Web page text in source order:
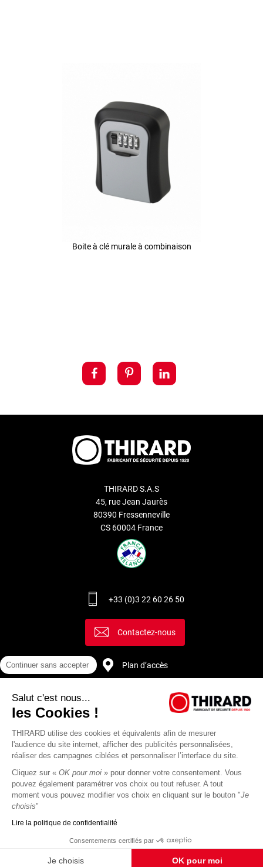
Boite à clé murale à combinaison
THIRARD S.A.S
45, rue Jean Jaurès
80390 Fressenneville
CS 60004 France
+33 (0)3 22 60 26 50
Contactez-nous
Plan d’accès
protection des
Thirard
de
Continuer sans accepter
Salut c'est nous...
les Cookies !
THIRARD utilise des cookies et équivalents afin de mesurer
l'audience du site internet, afficher des publicités personnalisées,
réaliser des campagnes ciblées et personnaliser l’interface du site.
Cliquez sur « OK pour moi » pour donner votre consentement. Vous
pouvez également paramétrer vos choix ou tout refuser. A tout
moment vous pouvez modifier vos choix en cliquant sur le bouton "Je
choisis"
Lire la politique de confidentialité
Consentements certifiés par
Je choisis OK pour moi